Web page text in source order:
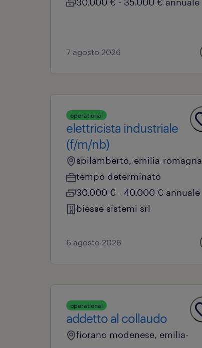
7 agosto 2026
operational
elettricista industriale
(f/m/nb)
spilamberto, emilia-romagna
tempo determinato
30.000 € - 40.000 € annuale
biesse sistemi srl
6 agosto 2026
operational
addetto al collaudo
fiorano modenese, emilia-